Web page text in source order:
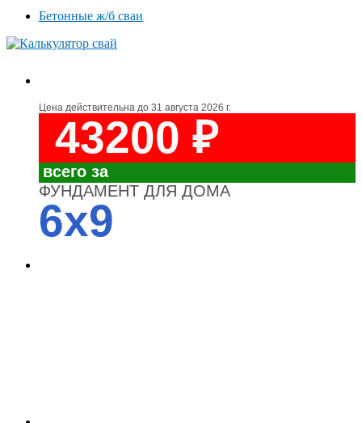
Бетонные ж/б сваи
Цена действительна до 31 августа 2026 г.
43200 ₽
всего за
ФУНДАМЕНТ ДЛЯ ДОМА
6x9